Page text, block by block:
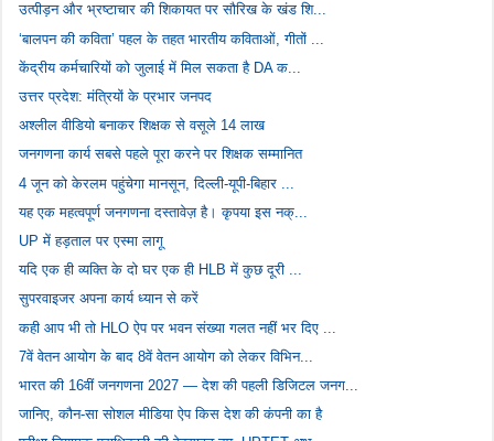
उत्पीड़न और भ्रष्टाचार की शिकायत पर सौरिख के खंड शि...
‘बालपन की कविता’ पहल के तहत भारतीय कविताओं, गीतों ...
केंद्रीय कर्मचारियों को जुलाई में मिल सकता है DA क...
उत्तर प्रदेश: मंत्रियों के प्रभार जनपद
अश्लील वीडियो बनाकर शिक्षक से वसूले 14 लाख
जनगणना कार्य सबसे पहले पूरा करने पर शिक्षक सम्मानित
4 जून को केरलम पहुंचेगा मानसून, दिल्ली-यूपी-बिहार ...
यह एक महत्वपूर्ण जनगणना दस्तावेज़ है। कृपया इस नक्...
UP में हड़ताल पर एस्मा लागू
यदि एक ही व्यक्ति के दो घर एक ही HLB में कुछ दूरी ...
सुपरवाइजर अपना कार्य ध्यान से करें
कही आप भी तो HLO ऐप पर भवन संख्या गलत नहीं भर दिए ...
7वें वेतन आयोग के बाद 8वें वेतन आयोग को लेकर विभिन...
भारत की 16वीं जनगणना 2027 — देश की पहली डिजिटल जनग...
जानिए, कौन-सा सोशल मीडिया ऐप किस देश की कंपनी का है